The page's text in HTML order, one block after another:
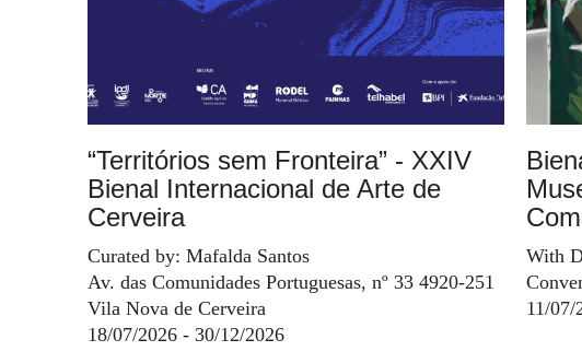
“Territórios sem Fronteira” - XXIV
Bienal Internacional de Arte de
Cerveira
Curated by: Mafalda Santos
Av. das Comunidades Portuguesas, nº 33 4920-251
Vila Nova de Cerveira
18/07/2026 - 30/12/2026
With
11/07/